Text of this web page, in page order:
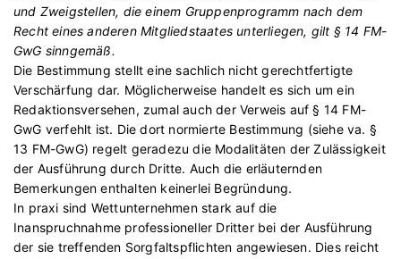
und Zweigstellen, die einem Gruppenprogramm nach dem
Recht eines anderen Mitgliedstaates unterliegen, gilt § 14 FM-
GwG sinngemäß.
Die Bestimmung stellt eine sachlich nicht gerechtfertigte
Verschärfung dar. Möglicherweise handelt es sich um ein
Redaktionsversehen, zumal auch der Verweis auf § 14 FM-
GwG verfehlt ist. Die dort normierte Bestimmung (siehe va. §
13 FM-GwG) regelt geradezu die Modalitäten der Zulässigkeit
der Ausführung durch Dritte. Auch die erläuternden
Bemerkungen enthalten keinerlei Begründung.
In praxi sind Wettunternehmen stark auf die
Inanspruchnahme professioneller Dritter bei der Ausführung
der sie treffenden Sorgfaltspflichten angewiesen. Dies reicht